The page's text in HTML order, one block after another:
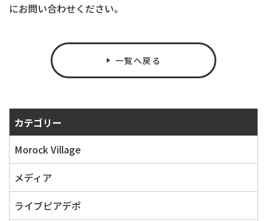
にお問い合わせください。
一覧へ戻る
カテゴリー
Morock Village
メディア
ライブピアデポ